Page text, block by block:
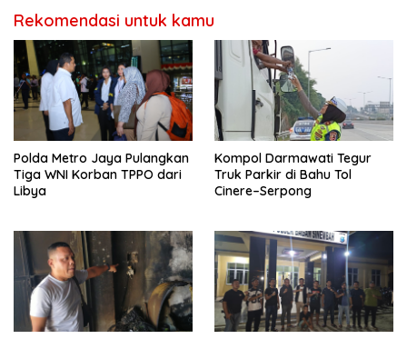
Rekomendasi untuk kamu
Polda Metro Jaya Pulangkan
Tiga WNI Korban TPPO dari
Libya
Kompol Darmawati Tegur
Truk Parkir di Bahu Tol
Cinere–Serpong